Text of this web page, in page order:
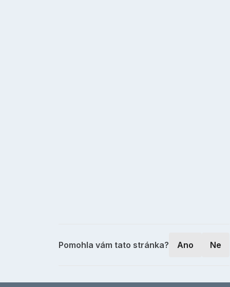
Pomohla vám tato stránka? Ano Ne